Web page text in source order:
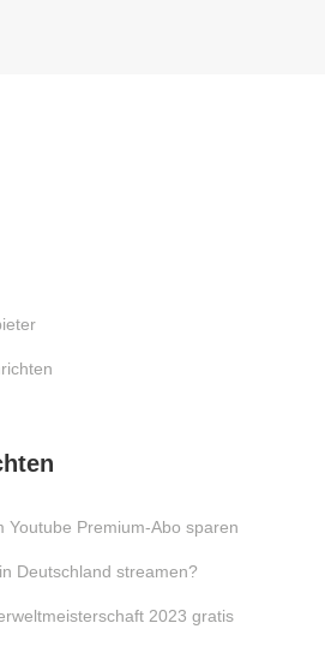
Youtube Premium-Abo sparen
Deutschland streamen?
2023 gratis